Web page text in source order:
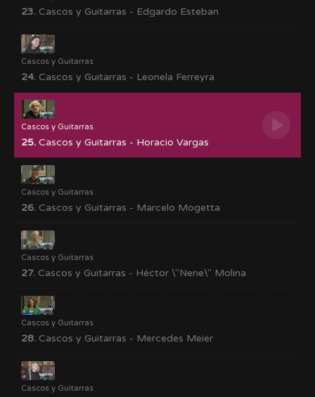
23. Cascos y Guitarras - Edgardo Esteban
Cascos y Guitarras
24. Cascos y Guitarras - Leonela Ferreyra
Cascos y Guitarras
25. Cascos y Guitarras - Horacio Vargas
Cascos y Guitarras
26. Cascos y Guitarras - Marcelo Mogetta
Cascos y Guitarras
27. Cascos y Guitarras - Héctor \"Nene\" Molina
Cascos y Guitarras
28. Cascos y Guitarras - Mercedes Meier
Cascos y Guitarras